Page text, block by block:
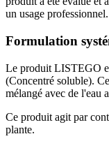
un usage professionnel.
Formulation
Le produit LISTEGO
(Concentré soluble).
mélangé avec de l'eau
Ce produit agit par
plante.